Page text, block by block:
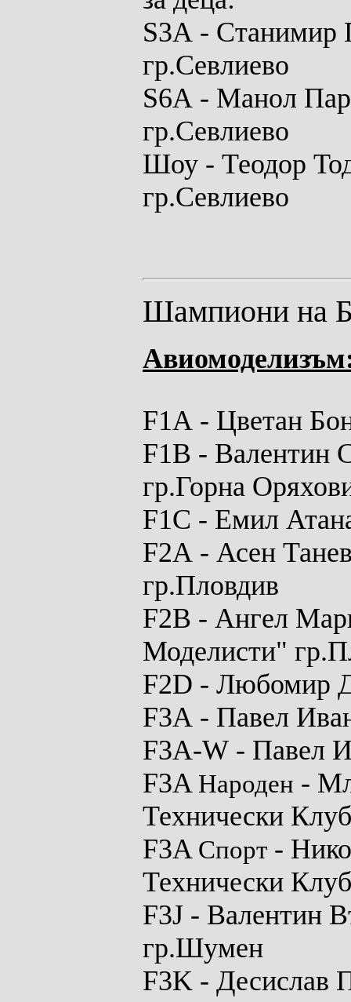
S3A - Станимир
гр.Севлиево
S6A - Манол
гр.Севлиево
Шоу - Теодор
гр.Севлиево
Шампиони на
F1A - Цветан
F1B - Валентин
гр.Горна
F1C - Емил
F2A - Асен
гр.Пловдив
F2B - Ангел
Моделисти"
F2D - Любомир
F3A - Павел
F3A-W - Павел
F3A Народен -
Технически
F3A Спорт -
Технически
F3J - Валентин
гр.Шумен
F3K - Десислав